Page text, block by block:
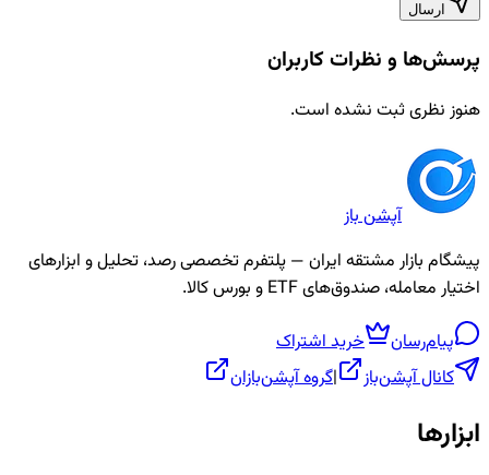
ارسال
پرسش‌ها و نظرات کاربران
هنوز نظری ثبت نشده است.
آپشن باز
پیشگام بازار مشتقه ایران — پلتفرم تخصصی رصد، تحلیل و ابزارهای
اختیار معامله، صندوق‌های ETF و بورس کالا.
پیام‌رسان
خرید اشتراک
کانال آپشن‌باز
|گروه آپشن‌بازان
ابزارها